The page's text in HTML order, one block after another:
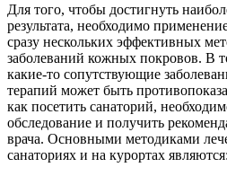
Для того, чтобы достигнуть
результата, необходимо
сразу нескольких эффективных
заболеваний кожных покровов. В
какие-то сопутствующие
терапий может быть
как посетить санаторий,
обследование и получить
врача. Основными методиками
санаториях и на курортах являются: